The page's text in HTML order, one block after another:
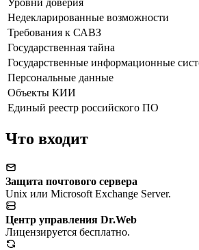
Недекларированные возможности
Требования к САВЗ
Государственная тайна
Государственные информационные
Персональные данные
Объекты КИИ
Единый реестр российского ПО
Что входит
Защита почтового сервера
Unix или Microsoft Exchange Server.
Центр управления Dr.Web
Лицензируется бесплатно.